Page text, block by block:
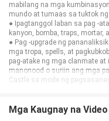
mabilang na mga
mundo at tumaas sa tuktok ng
● Ipagtanggol laban sa pag -
kanyon, bomba, traps, mortar,
● Pag -upgrade ng
mga tropa, spells, at
pag-atake ng mga clanmate
manonood o suriin ang mga
Castle sa mode ng
Ano ang hinihintay mo,
Mga Kaugnay na Video